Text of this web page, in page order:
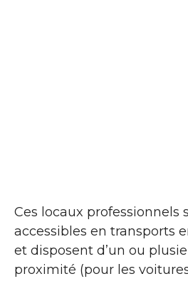
Ces locaux professionnels
accessibles en transports
et disposent d’un ou
proximité (pour les